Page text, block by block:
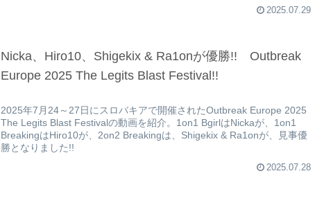
2025.07.29
Nicka、Hiro10、Shigekix & Ra1onが優勝!! Outbreak
Europe 2025 The Legits Blast Festival!!
2025年7月24～27日にスロバキアで開催されたOutbreak Europe 2025
The Legits Blast Festivalの動画を紹介。1on1 BgirlはNickaが、1on1
BreakingはHiro10が、2on2 Breakingは、Shigekix & Ra1onが、見事優
勝となりました!!
2025.07.28